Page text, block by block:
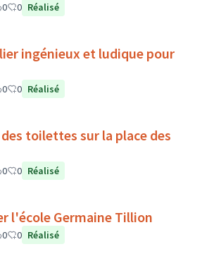
0 0 Réalisé
ingénieux et ludique pour
0 0 Réalisé
toilettes sur la place des
0 0 Réalisé
l'école Germaine Tillion
0 0 Réalisé